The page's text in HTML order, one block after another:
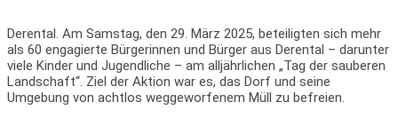
Derental. Am Samstag, den 29. März 2025, beteiligten sich mehr
als 60 engagierte Bürgerinnen und Bürger aus Derental – darunter
viele Kinder und Jugendliche – am alljährlichen „Tag der sauberen
Landschaft“. Ziel der Aktion war es, das Dorf und seine
Umgebung von achtlos weggeworfenem Müll zu befreien.